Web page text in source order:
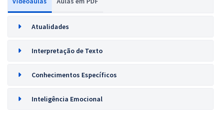
Atualidades
Interpretação de Texto
Conhecimentos Específicos
Inteligência Emocional